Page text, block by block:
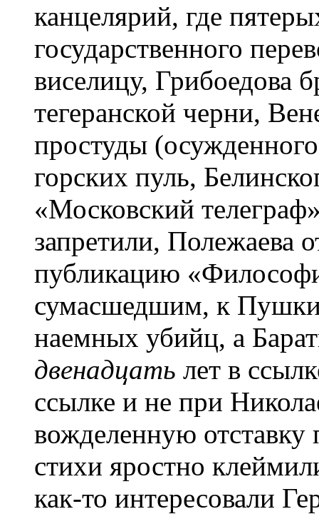
канцелярий, где
государственного
виселицу, Грибоедова
тегеранской черни,
простуды
горских пуль,
«Московский
запретили, Полежаева
публикацию
сумасшедшим, к
наемных убийц, а
двенадцать лет в
ссылке и не при
вожделенную отставку
стихи яростно
как-то интересовали